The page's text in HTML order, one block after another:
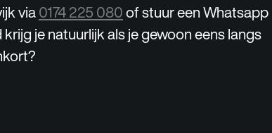
via0174 225 080of stuur een Whatsapp
je natuurlijk als je gewoon eens langs